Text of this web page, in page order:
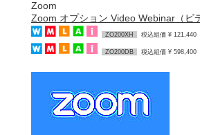
Zoom
Zoom オプション Video Webinar（ビ
ZO200XH 税込組価 ¥ 121,440
ZO200DB 税込組価 ¥ 598,400